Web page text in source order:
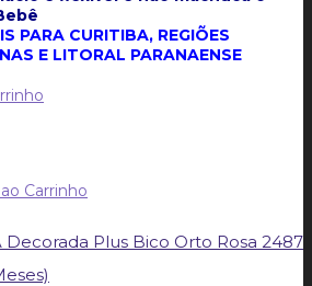
PARA CURITIBA, REGIÕES
E LITORAL PARANAENSE
Carrinho
Plus Bico Orto Rosa 2487